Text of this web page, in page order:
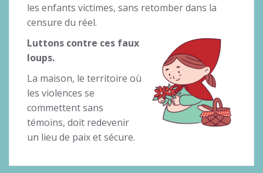
les enfants victimes, sans retomber dans la
censure du réel.
Luttons contre ces faux
loups.
La maison, le territoire où
les violences se
commettent sans
témoins, doit redevenir
un lieu de paix et sécure.